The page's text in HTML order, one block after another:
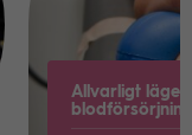
Allvarligt läge i